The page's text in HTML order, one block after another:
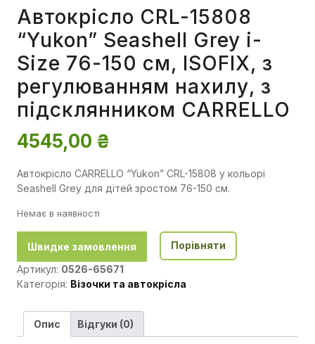
Автокрісло CRL-15808
“Yukon” Seashell Grey i-
Size 76-150 см, ISOFIX, з
регулюванням нахилу, з
підсклянником CARRELLO
4545,00 ₴
Автокрісло CARRELLO “Yukon” CRL-15808 у кольорі
Seashell Grey для дітей зростом 76-150 см.
Немає в наявності
Швидке замовлення
Порівняти
Артикул: 0526-65671
Категорія: Візочки та автокрісла
Опис Відгуки (0)